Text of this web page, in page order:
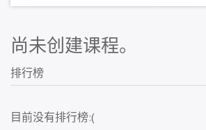
排行榜
目前没有排行榜:(
尚未创建课程。